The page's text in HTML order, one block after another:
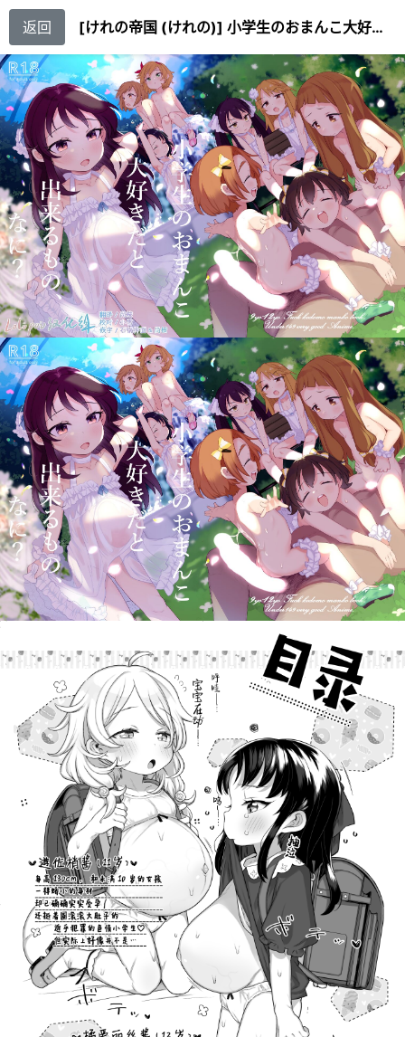
返回 [けれの帝国 (けれの)] 小学生のおまんこ大好きだと出来るもの、なに？ (アイドルマスター シンデレラガールズ) [Lolipoi汉化组] [DL版]